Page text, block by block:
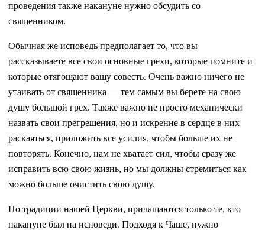
проведения также накануне нужно обсудить со
священником.
Обычная же исповедь предполагает то, что вы
рассказываете все свои основные грехи, которые помните и
которые отягощают вашу совесть. Очень важно ничего не
утаивать от священника — тем самым вы берете на свою
душу большой грех. Также важно не просто механически
назвать свои прегрешения, но и искренне в сердце в них
раскаяться, приложить все усилия, чтобы больше их не
повторять. Конечно, нам не хватает сил, чтобы сразу же
исправить всю свою жизнь, но мы должны стремиться как
можно больше очистить свою душу.
По традиции нашей Церкви, причащаются только те, кто
накануне был на исповеди. Подходя к Чаше, нужно